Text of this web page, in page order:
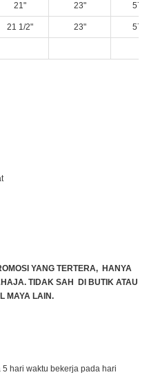
21" 23" 57"
21 1/2" 23" 57"
YANG TERTERA, HANYA
TIDAK SAH DI BUTIK ATAU
MAYA LAIN.
hari waktu bekerja pada hari